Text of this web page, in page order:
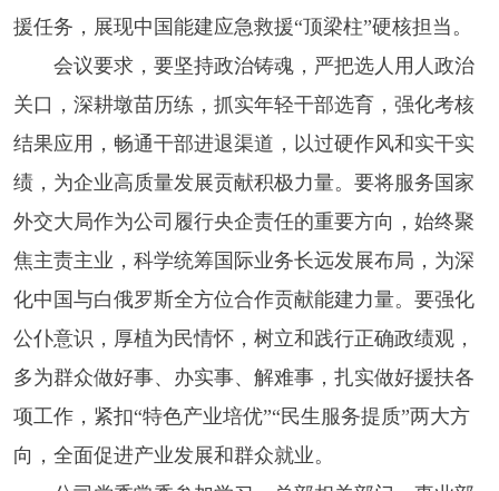
援任务，展现中国能建应急救援“顶梁柱”硬核担当。
会议要求，要坚持政治铸魂，严把选人用人政治
关口，深耕墩苗历练，抓实年轻干部选育，强化考核
结果应用，畅通干部进退渠道，以过硬作风和实干实
绩，为企业高质量发展贡献积极力量。要将服务国家
外交大局作为公司履行央企责任的重要方向，始终聚
焦主责主业，科学统筹国际业务长远发展布局，为深
化中国与白俄罗斯全方位合作贡献能建力量。要强化
公仆意识，厚植为民情怀，树立和践行正确政绩观，
多为群众做好事、办实事、解难事，扎实做好援扶各
项工作，紧扣“特色产业培优”“民生服务提质”两大方
向，全面促进产业发展和群众就业。